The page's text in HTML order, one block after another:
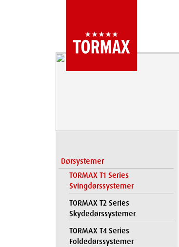
Dørsystemer
TORMAX T1 Series
Svingdørssystemer
TORMAX T2 Series
Skydedørssystemer
TORMAX T4 Series
Foldedørssystemer